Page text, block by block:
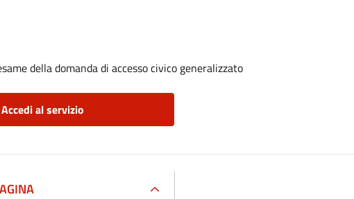
della domanda di accesso civico generalizzato
Accedi al servizio